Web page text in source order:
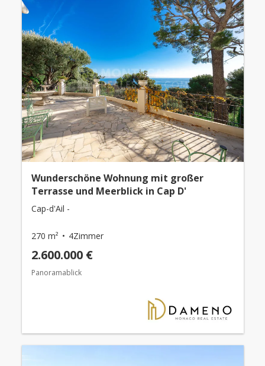
Wunderschöne Wohnung mit großer
Terrasse und Meerblick in Cap D'
Cap-d'Ail -
270 m² 4Zimmer
2.600.000 €
Panoramablick